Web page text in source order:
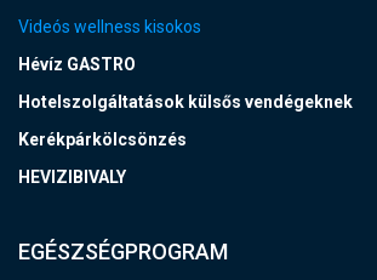
Videós wellness kisokos
Hévíz GASTRO
Hotelszolgáltatások külsős vendégeknek
Kerékpárkölcsönzés
HEVIZIBIVALY
EGÉSZSÉGPROGRAM